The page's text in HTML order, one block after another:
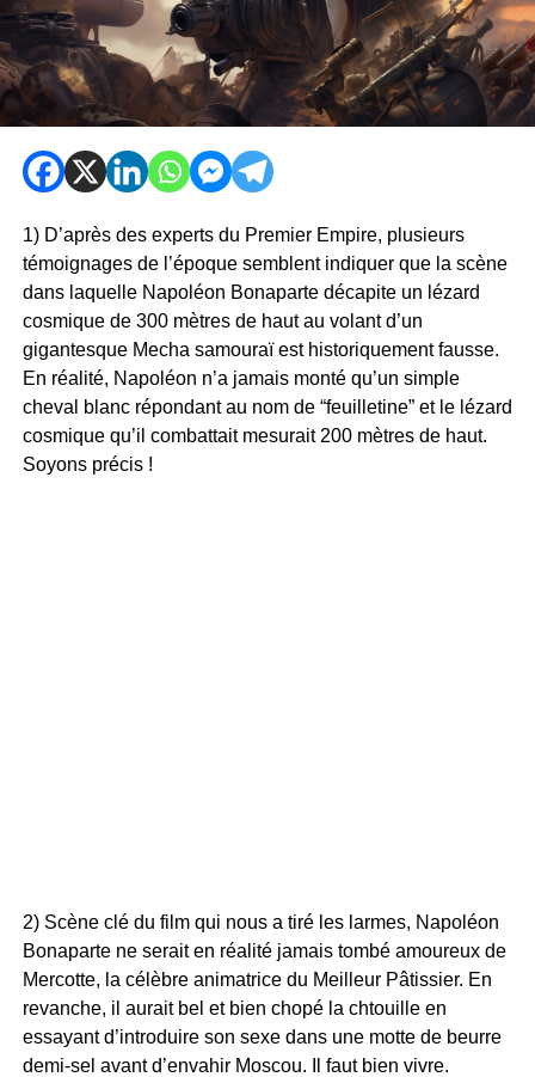
1) D’après des experts du Premier Empire, plusieurs
témoignages de l’époque semblent indiquer que la scène
dans laquelle Napoléon Bonaparte décapite un lézard
cosmique de 300 mètres de haut au volant d’un
gigantesque Mecha samouraï est historiquement fausse.
En réalité, Napoléon n’a jamais monté qu’un simple
cheval blanc répondant au nom de “feuilletine” et le lézard
cosmique qu’il combattait mesurait 200 mètres de haut.
Soyons précis !
2) Scène clé du film qui nous a tiré les larmes, Napoléon
Bonaparte ne serait en réalité jamais tombé amoureux de
Mercotte, la célèbre animatrice du Meilleur Pâtissier. En
revanche, il aurait bel et bien chopé la chtouille en
essayant d’introduire son sexe dans une motte de beurre
demi-sel avant d’envahir Moscou. Il faut bien vivre.